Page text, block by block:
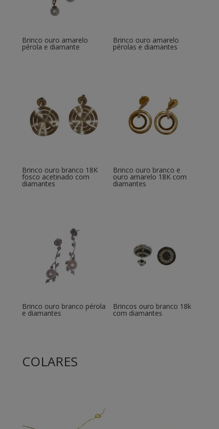
Brinco ouro amarelo
pérola e diamante
Brinco ouro amarelo
pérolas e diamantes
Brinco ouro branco 18K
fosco acetinado com
diamantes
Brinco ouro branco e
ouro amarelo 18K com
diamantes
Brinco ouro branco pérola
e diamantes
Brincos ouro branco 18k
com diamantes
COLARES